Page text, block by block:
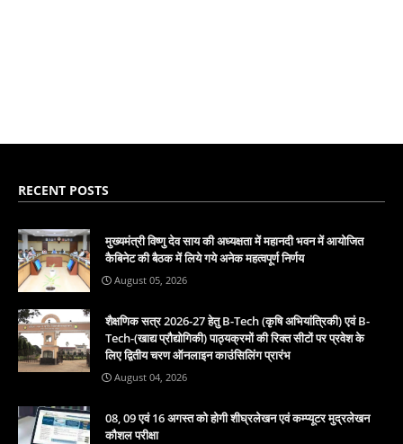
RECENT POSTS
मुख्यमंत्री विष्णु देव साय की अध्यक्षता में महानदी भवन में आयोजित
कैबिनेट की बैठक में लिये गये अनेक महत्वपूर्ण निर्णय
August 05, 2026
शैक्षणिक सत्र 2026-27 हेतु B-Tech (कृषि अभियांत्रिकी) एवं B-
Tech-(खाद्य प्रौद्योगिकी) पाठ्यक्रमों की रिक्त सीटों पर प्रवेश के
लिए द्वितीय चरण ऑनलाइन काउंसिलिंग प्रारंभ
August 04, 2026
08, 09 एवं 16 अगस्त को होगी शीघ्रलेखन एवं कम्प्यूटर मुद्रलेखन
कौशल परीक्षा